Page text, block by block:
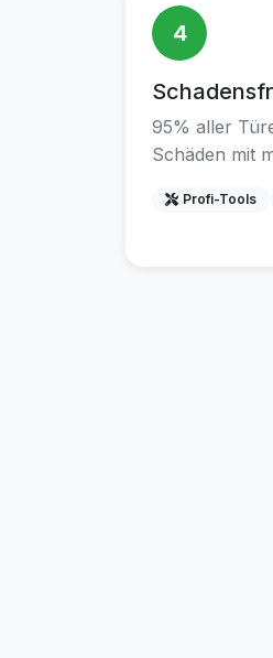
4
95% aller
Schäden mit
Profi-Tools